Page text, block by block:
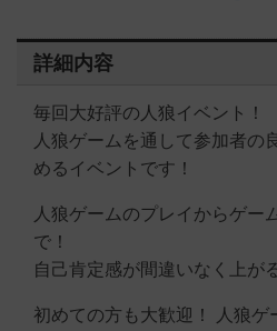
詳細内容
毎回大好評の人狼イベント！
人狼ゲームを通して参加者の
めるイベントです！
人狼ゲームのプレイからゲー
で！
自己肯定感が間違いなく上が
初めての方も大歓迎！ 人狼ゲ